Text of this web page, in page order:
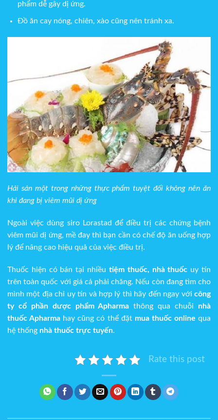
phẩm dễ gây dị ứng.
Đồ ăn cay nóng, chiên, xào cũng nên tránh xa.
Hải sản một trong những thực phẩm tuyệt đối không nên ăn
khi đang bị viêm mũi dị ứng
Ngoài việc dùng siro Lorastad để điều trị các chứng bệnh
viêm mũi dị ứng, mề đay thì bạn cần có chế độ ăn uống hợp
lý để nâng cao hiệu quả của việc điều trị.
Thuốc hiện có bán tại nhiều tiệm thuốc, nhà thuốc uy tín
trên toàn quốc với giá cả phải chăng. Nếu còn đang tìm cho
mình một địa chỉ uy tín và hợp lý thì hãy đến ngay với công
ty cổ phần dược phẩm Apharma thông qua chuỗi nhà
thuốc Apharma hay cũng có thể đặt mua thuốc online qua
hệ thống nhà thuốc trực tuyến.
Rate this post